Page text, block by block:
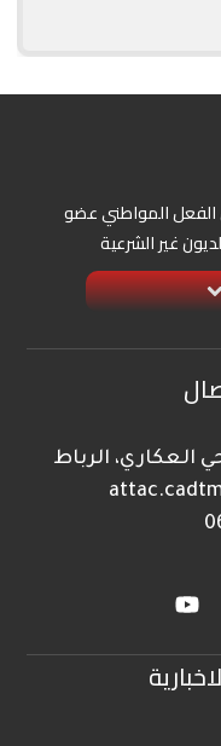
الفعل المواطني عضو
غير الشرعية